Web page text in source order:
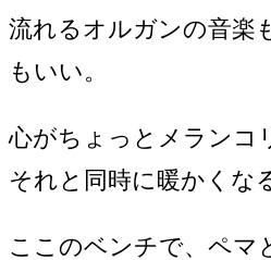
流れるオルガンの音楽
もいい。
心がちょっとメランコ
それと同時に暖かくな
ここのベンチで、ペマ